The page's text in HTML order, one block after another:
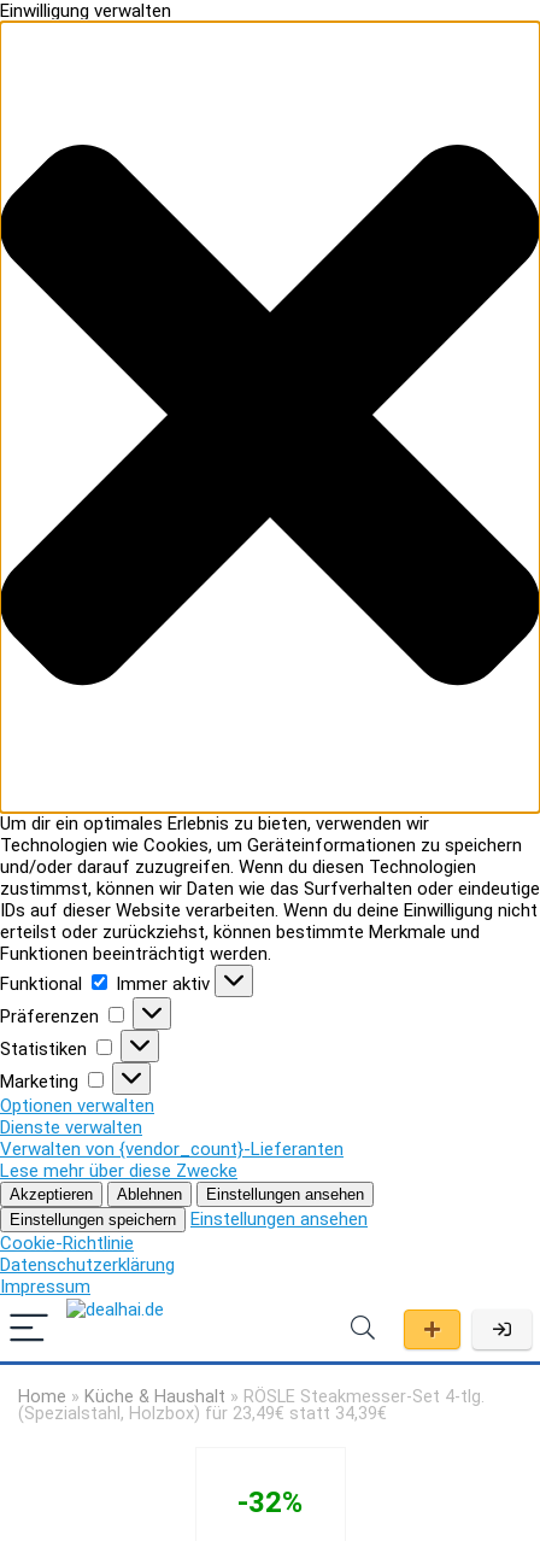
Einwilligung verwalten
Um dir ein optimales Erlebnis zu bieten, verwenden wir
Technologien wie Cookies, um Geräteinformationen zu speichern
und/oder darauf zuzugreifen. Wenn du diesen Technologien
zustimmst, können wir Daten wie das Surfverhalten oder eindeutige
IDs auf dieser Website verarbeiten. Wenn du deine Einwilligung nicht
erteilst oder zurückziehst, können bestimmte Merkmale und
Funktionen beeinträchtigt werden.
Funktional
Funktional
Immer aktiv
Präferenzen
Präferenzen
Statistiken
Statistiken
Marketing
Marketing
Optionen verwalten
Dienste verwalten
Verwalten von {vendor_count}-Lieferanten
Lese mehr über diese Zwecke
Akzeptieren Ablehnen
Einstellungen ansehen
Einstellungen speichern
Einstellungen ansehen
Cookie-Richtlinie
Datenschutzerklärung
Impressum
Home » Küche & Haushalt » RÖSLE Steakmesser-Set 4-tlg.
(Spezialstahl, Holzbox) für 23,49€ statt 34,39€
-32%